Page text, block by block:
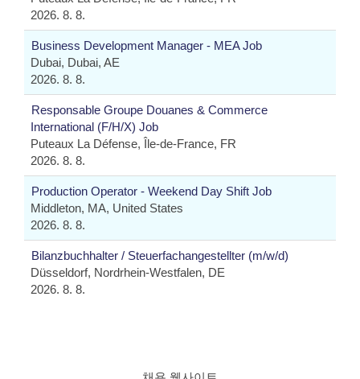
2026. 8. 8.
Business Development Manager - MEA Job
Dubai, Dubai, AE
2026. 8. 8.
Responsable Groupe Douanes & Commerce
International (F/H/X) Job
Puteaux La Défense, Île-de-France, FR
2026. 8. 8.
Production Operator - Weekend Day Shift Job
Middleton, MA, United States
2026. 8. 8.
Bilanzbuchhalter / Steuerfachangestellter (m/w/d)
Düsseldorf, Nordrhein-Westfalen, DE
2026. 8. 8.